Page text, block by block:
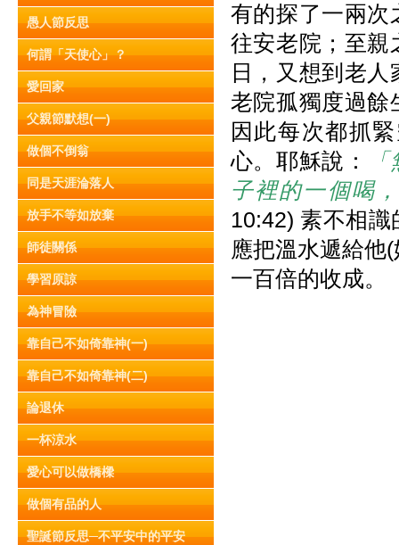
愚人節反思
何謂「天使心」？
愛回家
父親節默想(一)
做個不倒翁
同是天涯淪落人
放手不等如放棄
師徒關係
學習原諒
為神冒險
靠自己不如倚靠神(一)
靠自己不如倚靠神(二)
論退休
一杯涼水
愛心可以做橋樑
做個有品的人
聖誕節反思─不平安中的平安
有的探了一兩次
往安老院；至親
日，又想到老
老院孤獨度過餘
因此每次都抓
心。耶穌說：
子裡的一個喝
10:42) 素不相
應把溫水遞給他
一百倍的收成。